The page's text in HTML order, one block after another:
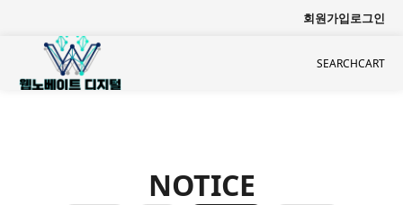
회원가입로그인
SEARCHCART
NOTICE